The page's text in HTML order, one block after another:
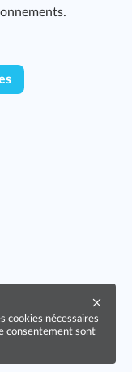
cookies nécessaires
consentement sont